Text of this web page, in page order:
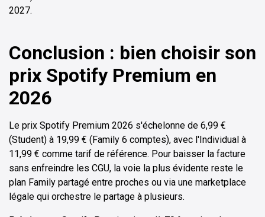
2027.
Conclusion : bien choisir son
prix Spotify Premium en
2026
Le prix Spotify Premium 2026 s'échelonne de 6,99 €
(Student) à 19,99 € (Family 6 comptes), avec l'Individual à
11,99 € comme tarif de référence. Pour baisser la facture
sans enfreindre les CGU, la voie la plus évidente reste le
plan Family partagé entre proches ou via une marketplace
légale qui orchestre le partage à plusieurs.